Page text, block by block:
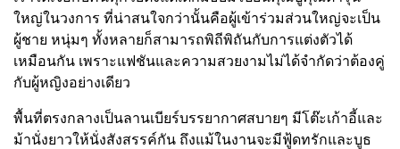
ใหญ่ในวงการ ที่น่าสนใจกว่านั้นคือผู้เข้าร่วมส่วนใหญ่จะเป็น
ผู้ชาย หนุ่มๆ ทั้งหลายก็สามารถพิถีพิถันกับการแต่งตัวได้
เหมือนกัน เพราะแฟชันและความสวยงามไม่ได้จำกัดว่าต้องคู่
กับผู้หญิงอย่างเดียว
พื้นที่ตรงกลางเป็นลานเบียร์บรรยากาศสบายๆ มีโต๊ะเก้าอี้และ
ม้านั่งยาวให้นั่งสังสรรค์กัน ถึงแม้ในงานจะมีฟู้ดทรักและบูธ